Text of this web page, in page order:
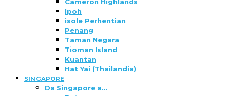
Ipoh
isole Perhentian
Penang
Taman Negara
Tioman Island
Kuantan
Hat Yai (Thailandia)
SINGAPORE
Da Singapore a…